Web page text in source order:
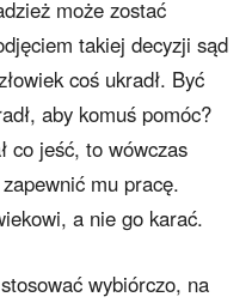
może zostać
takiej decyzji sąd
coś ukradł. Być
aby komuś pomóc?
co jeść, to wówczas
zapewnić mu pracę.
a nie go karać.
wybiórczo, na